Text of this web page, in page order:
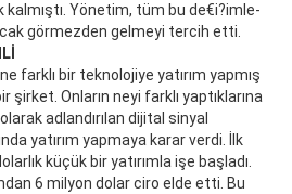
Yö­ne­tim, tüm bu de­€i­?im­le­
gör­mez­den gel­me­yi ter­cih et­ti.
farklı bir teknolojiye yatırım yapmış
şirket. Onların neyi farklı yaptıklarına
adlandırılan dijital sinyal
yatırım yapmaya karar verdi. İlk
küçük bir yatırımla işe başladı.
6 milyon dolar ciro elde etti. Bu